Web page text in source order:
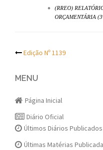
(RREO)
ORÇAMENTÁRIA
Post
Edição Nº 1139
MENU
Página Inicial
Diário Oficial
Últimos Diários Publicados
Últimas Matérias